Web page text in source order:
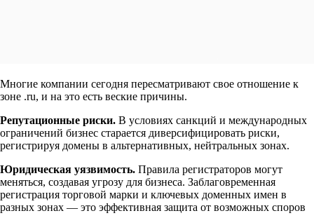
Многие компании сегодня пересматривают свое отношение к
зоне .ru, и на это есть веские причины.
Репутационные риски. В условиях санкций и международных
ограничений бизнес старается диверсифицировать риски,
регистрируя домены в альтернативных, нейтральных зонах.
Юридическая уязвимость. Правила регистраторов могут
меняться, создавая угрозу для бизнеса. Заблаговременная
регистрация торговой марки и ключевых доменных имен в
разных зонах — это эффективная защита от возможных споров